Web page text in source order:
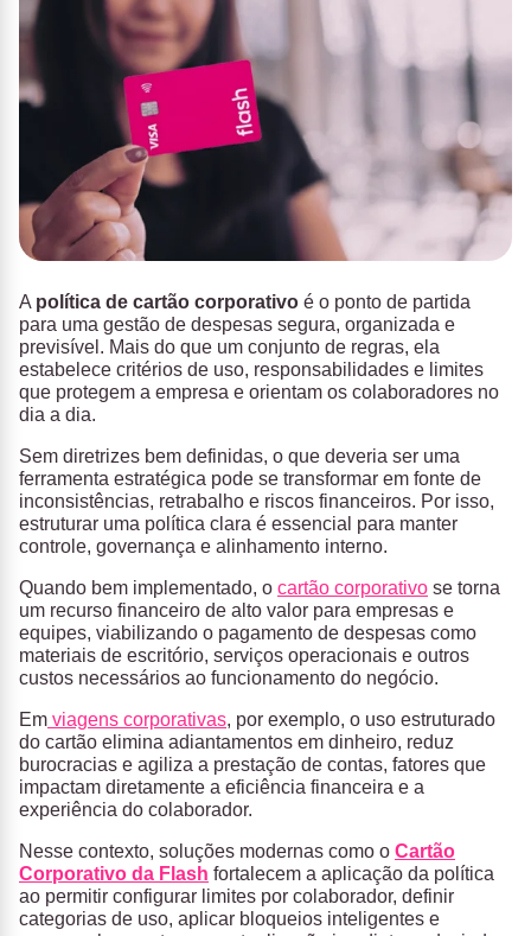
A política de cartão corporativo é o ponto de partida
para uma gestão de despesas segura, organizada e
previsível. Mais do que um conjunto de regras, ela
estabelece critérios de uso, responsabilidades e limites
que protegem a empresa e orientam os colaboradores no
dia a dia.
Sem diretrizes bem definidas, o que deveria ser uma
ferramenta estratégica pode se transformar em fonte de
inconsistências, retrabalho e riscos financeiros. Por isso,
estruturar uma política clara é essencial para manter
controle, governança e alinhamento interno.
Quando bem implementado, o cartão corporativo se torna
um recurso financeiro de alto valor para empresas e
equipes, viabilizando o pagamento de despesas como
materiais de escritório, serviços operacionais e outros
custos necessários ao funcionamento do negócio.
Em viagens corporativas, por exemplo, o uso estruturado
do cartão elimina adiantamentos em dinheiro, reduz
burocracias e agiliza a prestação de contas, fatores que
impactam diretamente a eficiência financeira e a
experiência do colaborador.
Nesse contexto, soluções modernas como o Cartão
Corporativo da Flash fortalecem a aplicação da política
ao permitir configurar limites por colaborador, definir
categorias de uso, aplicar bloqueios inteligentes e